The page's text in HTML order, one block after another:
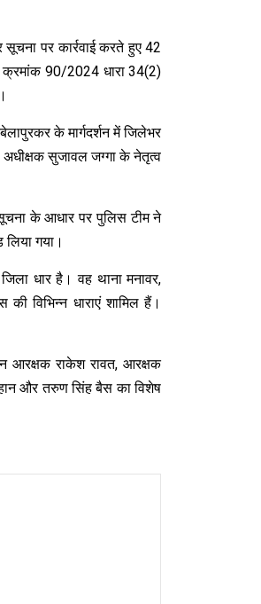
पर कार्रवाई करते हुए 42
90/2024 धारा 34(2)
के मार्गदर्शन में जिलेभर
सुजावल जग्गा के नेतृत्व
के आधार पर पुलिस टीम ने
गया।
जिला धार है। वह थाना मनावर,
विभिन्न धाराएं शामिल हैं।
आरक्षक राकेश रावत, आरक्षक
और तरुण सिंह बैस का विशेष